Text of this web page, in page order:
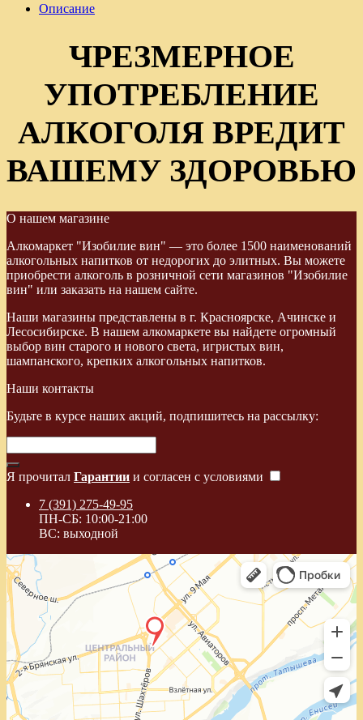
Описание
ЧРЕЗМЕРНОЕ
УПОТРЕБЛЕНИЕ
АЛКОГОЛЯ ВРЕДИТ
ВАШЕМУ ЗДОРОВЬЮ
О нашем магазине
Алкомаркет "Изобилие вин" — это более 1500 наименований
алкогольных напитков от недорогих до элитных. Вы можете
приобрести алкоголь в розничной сети магазинов "Изобилие
вин" или заказать на нашем сайте.
Наши магазины представлены в г. Красноярске, Ачинске и
Лесосибирске. В нашем алкомаркете вы найдете огромный
выбор вин старого и нового света, игристых вин,
шампанского, крепких алкогольных напитков.
Наши контакты
Будьте в курсе наших акций, подпишитесь на рассылку:
Я прочитал Гарантии и согласен с условиями
7 (391) 275-49-95
ПН-СБ: 10:00-21:00
ВС: выходной